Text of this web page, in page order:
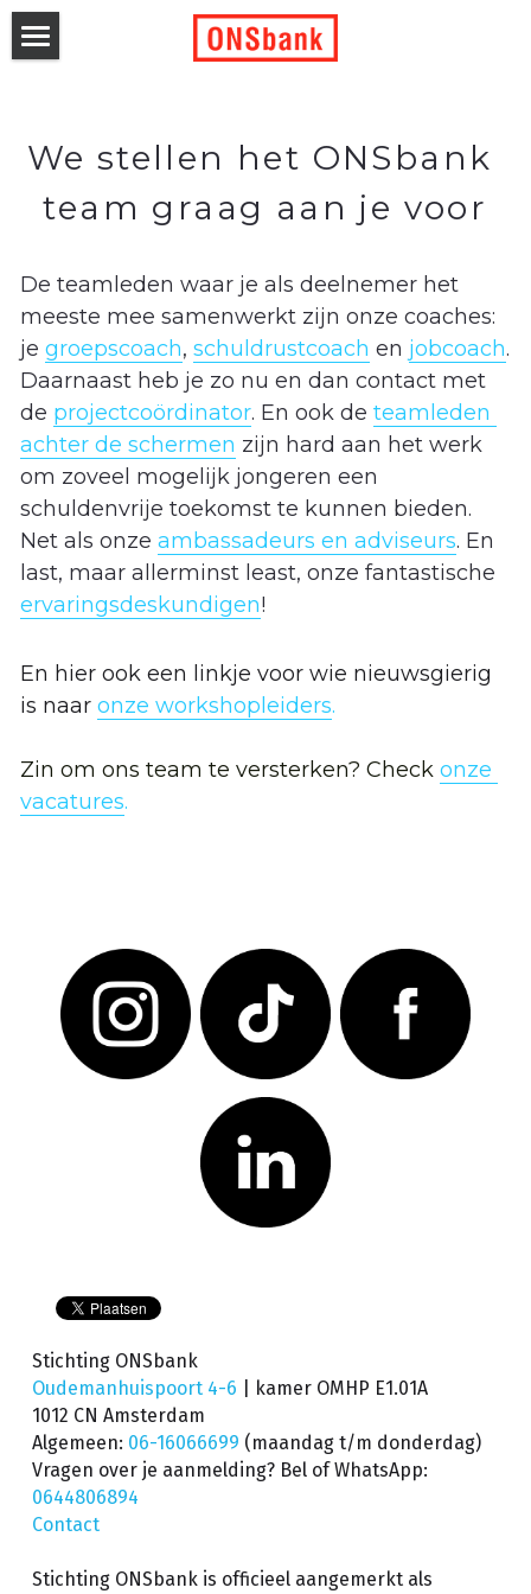
workshopleiders
coaches
ONSbank Next Level
creatieve resultaten
vragen & antwoorden
vacatures
raad van toezicht
partners
verantwoording
contact
nieuwsbrief
samenwerken
Zoeken
ik heb hulp nodig bij mijn
schulden
We stellen het ONSbank
team graag aan je voor
De teamleden waar je als deelnemer het
meeste mee samenwerkt zijn onze coaches:
je groepscoach, schuldrustcoach en jobcoach.
Daarnaast heb je zo nu en dan contact met
de projectcoördinator. En ook de teamleden
achter de schermen zijn hard aan het werk
om zoveel mogelijk jongeren een
schuldenvrije toekomst te kunnen bieden.
Net als onze ambassadeurs en adviseurs. En
ervaringsdeskundigen!
En hier ook een linkje voor wie nieuwsgierig
is naar onze workshopleiders.
Zin om ons team te versterken? Check onze
vacatures.
Stichting ONSbank
Oudemanhuispoort 4-6
| kamer OMHP E1.01A
1012 CN Amsterdam
Algemeen: 06-16066699 (maandag t/m donderdag)
0644806894
Contact